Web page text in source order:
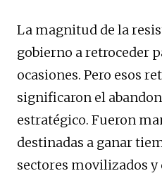
La magnitud de la
gobierno a retroceder
ocasiones. Pero esos
significaron el
estratégico. Fueron
destinadas a ganar
sectores movilizados y